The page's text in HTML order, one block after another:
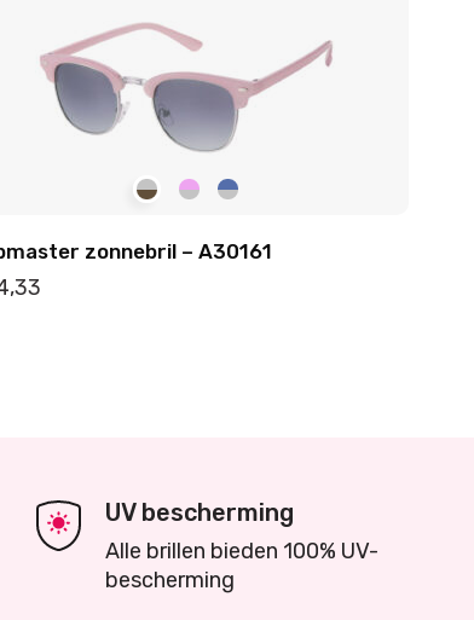
zonnebril – A30161
UV bescherming
Alle brillen bieden 100% UV-
bescherming